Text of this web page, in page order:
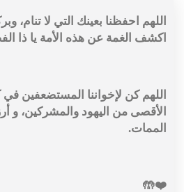
اللهم احفظنا بعينك التي لا تنام،
اكشف الغمة عن هذه الأمة يا ذا
اللهم كن لإخواننا المستضعفين في
الأقصى من اليهود والمشركين، و
الممات.
❤️🤲